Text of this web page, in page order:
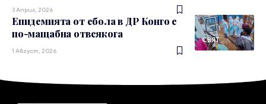
3 Април, 2026
СВЯТ
Епидемията от ебола в ДР Конго е
по-мащабна отвсякога
1 Август, 2026